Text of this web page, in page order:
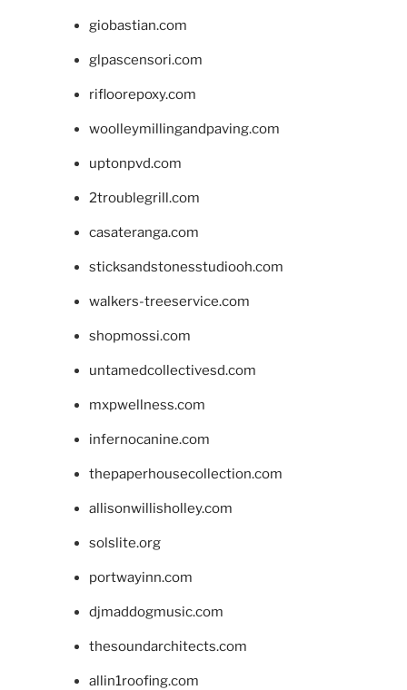
giobastian.com
glpascensori.com
rifloorepoxy.com
woolleymillingandpaving.com
uptonpvd.com
2troublegrill.com
casateranga.com
sticksandstonesstudiooh.com
walkers-treeservice.com
shopmossi.com
untamedcollectivesd.com
mxpwellness.com
infernocanine.com
thepaperhousecollection.com
allisonwillisholley.com
solslite.org
portwayinn.com
djmaddogmusic.com
thesoundarchitects.com
allin1roofing.com